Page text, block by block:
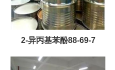
2-异丙基苯酚88-69-7